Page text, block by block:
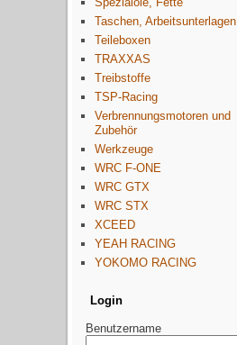
Taschen, Arbeitsunterlagen
Teileboxen
TRAXXAS
Treibstoffe
TSP-Racing
Verbrennungsmotoren und
Zubehör
Werkzeuge
WRC F-ONE
WRC GTX
WRC STX
XCEED
YEAH RACING
YOKOMO RACING
Login
Benutzername